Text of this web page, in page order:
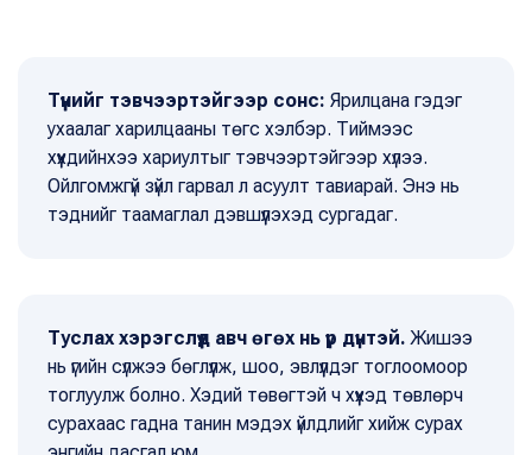
Түүнийг тэвчээртэйгээр сонс: Ярилцана гэдэг
ухаалаг харилцааны төгс хэлбэр. Тиймээс
хүүхдийнхээ хариултыг тэвчээртэйгээр хүлээ.
Ойлгомжгүй зүйл гарвал л асуулт тавиарай. Энэ нь
тэднийг таамаглал дэвшүүлэхэд сургадаг.
Туслах хэрэгслүүд авч өгөх нь үр дүнтэй. Жишээ
нь үгийн сүлжээ бөглүүлж, шоо, эвлүүлдэг тоглоомоор
тоглуулж болно. Хэдий төвөгтэй ч хүүхэд төвлөрч
сурахаас гадна танин мэдэх үйлдлийг хийж сурах